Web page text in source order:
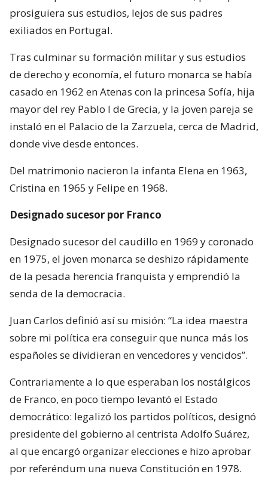
prosiguiera sus estudios, lejos de sus padres
exiliados en Portugal.
Tras culminar su formación militar y sus estudios
de derecho y economía, el futuro monarca se había
casado en 1962 en Atenas con la princesa Sofía, hija
mayor del rey Pablo I de Grecia, y la joven pareja se
instaló en el Palacio de la Zarzuela, cerca de Madrid,
donde vive desde entonces.
Del matrimonio nacieron la infanta Elena en 1963,
Cristina en 1965 y Felipe en 1968.
Designado sucesor por Franco
Designado sucesor del caudillo en 1969 y coronado
en 1975, el joven monarca se deshizo rápidamente
de la pesada herencia franquista y emprendió la
senda de la democracia.
Juan Carlos definió así su misión: “La idea maestra
sobre mi política era conseguir que nunca más los
españoles se dividieran en vencedores y vencidos”.
Contrariamente a lo que esperaban los nostálgicos
de Franco, en poco tiempo levantó el Estado
democrático: legalizó los partidos políticos, designó
presidente del gobierno al centrista Adolfo Suárez,
al que encargó organizar elecciones e hizo aprobar
por referéndum una nueva Constitución en 1978.